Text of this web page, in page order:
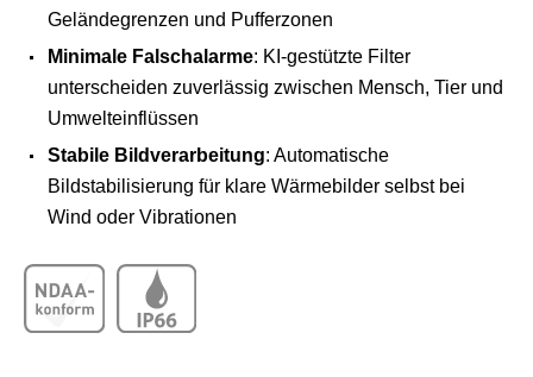
Geländegrenzen und Pufferzonen
Minimale Falschalarme: KI-gestützte Filter
unterscheiden zuverlässig zwischen Mensch, Tier und
Umwelteinflüssen
Stabile Bildverarbeitung: Automatische
Bildstabilisierung für klare Wärmebilder selbst bei
Wind oder Vibrationen